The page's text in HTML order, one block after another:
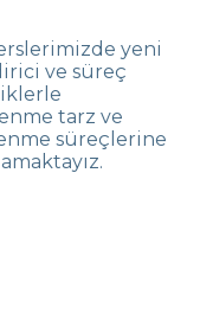
yeni
ve süreç
tarz ve
süreçlerine